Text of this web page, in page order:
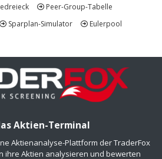
Peer-Group-Tabelle
Sparplan-Simulator
Eulerpool
Aktien-Terminal
Aktienanalyse-Plattform der TraderFox
ihre Aktien analysieren und bewerten